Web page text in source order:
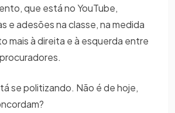
que está no YouTube,
e adesões na classe, na medida
mais à direita e à esquerda entre
se politizando. Não é de hoje,